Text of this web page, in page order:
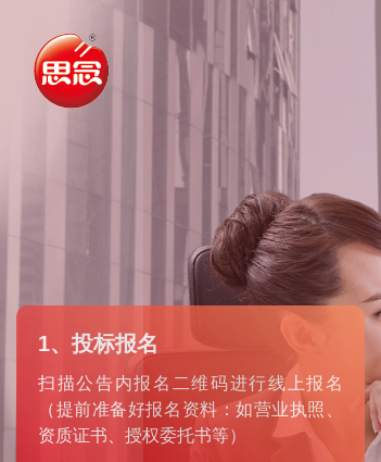
1、投标报名
扫描公告内报名二维码进行线上报名
（提前准备好报名资料：如营业执照、
资质证书、授权委托书等）